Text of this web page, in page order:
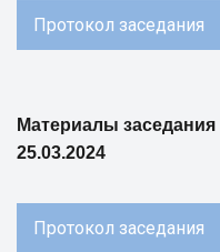
Протокол заседания
Материалы
25.03.2024
Протокол заседания